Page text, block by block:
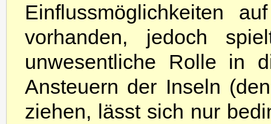
Einflussmöglichkeiten
vorhanden, jedoch
unwesentliche Rolle in
Ansteuern der Inseln
ziehen, lässt sich nur